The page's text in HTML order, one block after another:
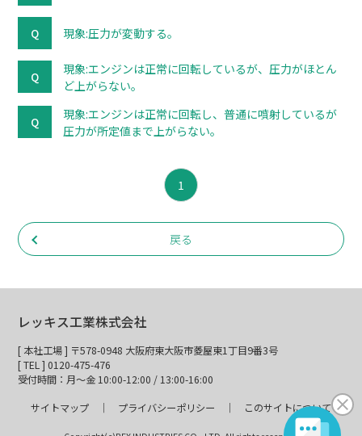
現象:圧力が変動する。
現象:エンジンは正常に回転しているが、圧力がほとん
ど上がらない。
現象:エンジンは正常に回転し、普通に噴射しているが
圧力が所定値まで上がらない。
1
戻る
レッキス工業株式会社
[ 本社工場 ] 〒578-0948 大阪府東大阪市菱屋東1丁目9番3号
[ TEL ] 0120-475-476
受付時間：月～金 10:00-12:00 / 13:00-16:00
サイトマップ
プライバシーポリシー このサイトについて